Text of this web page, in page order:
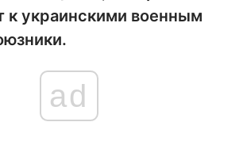
к украинскими военным
ad